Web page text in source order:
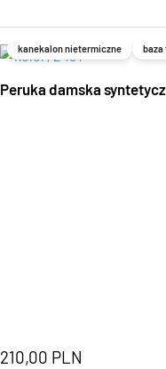
kanekalon nietermiczne baza
Peruka damska
210,00 PLN